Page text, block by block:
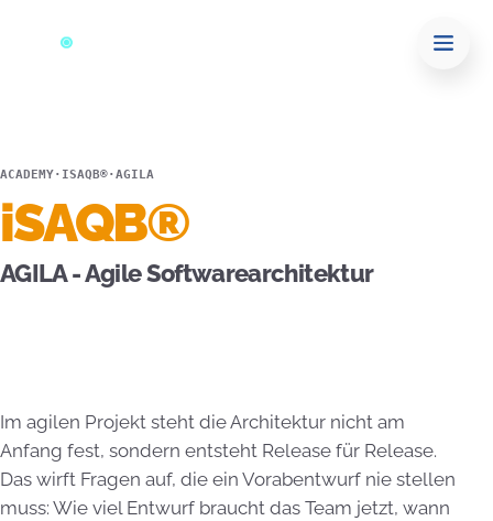
ACADEMY· ISAQB®·AGILA
iSAQB®
AGILA - Agile Softwarearchitektur
Im agilen Projekt steht die Architektur nicht am
Anfang fest, sondern entsteht Release für Release.
Das wirft Fragen auf, die ein Vorabentwurf nie stellen
muss: Wie viel Entwurf braucht das Team jetzt, wann